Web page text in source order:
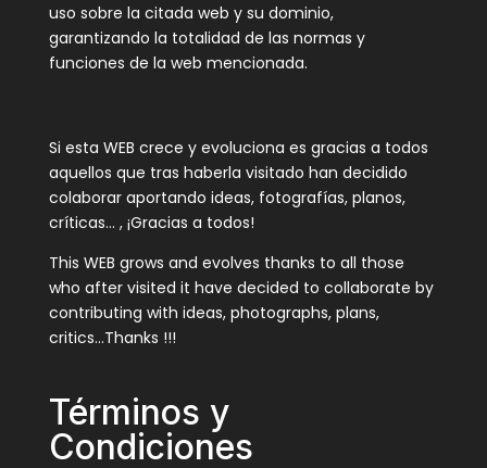
uso sobre la citada web y su dominio,
garantizando la totalidad de las normas y
funciones de la web mencionada.
Si esta WEB crece y evoluciona es gracias a todos
aquellos que tras haberla visitado han decidido
colaborar aportando ideas, fotografías, planos,
críticas… , ¡Gracias a todos!
This WEB grows and evolves thanks to all those
who after visited it have decided to collaborate by
contributing with ideas, photographs, plans,
critics…Thanks !!!
Términos y
Condiciones